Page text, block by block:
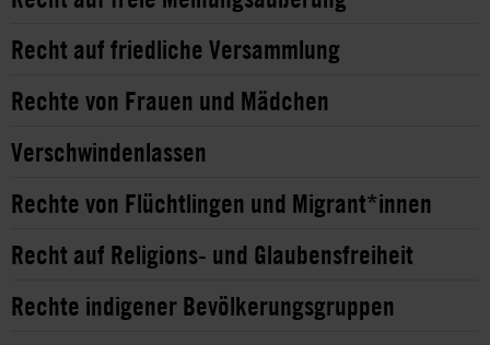
Recht auf friedliche Versammlung
Rechte von Frauen und Mädchen
Verschwindenlassen
Rechte von Flüchtlingen und Migrant*innen
Recht auf Religions- und Glaubensfreiheit
Rechte indigener Bevölkerungsgruppen